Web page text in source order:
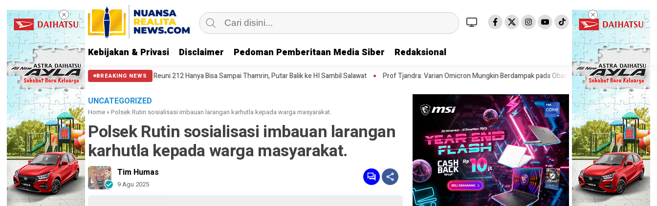
Kebijakan & Privasi Disclaimer Pedoman Pemberitaan Media Siber Redaksional
BREAKING NEWS
Hati Nurani Massa Reuni 212 Hanya Bisa Sampai Thamrin, Putar Balik ke HI Sambil Salawat Prof Tjandra: Varian Omicron Mungkin Berdampak pada Obat Pasien COVID-19 Speedboat Bawa 23
UNCATEGORIZED
Home »Polsek Rutin sosialisasi imbauan larangan karhutla kepada warga masyarakat.
Polsek Rutin sosialisasi imbauan larangan
karhutla kepada warga masyarakat.
Tim Humas
9 Agu 2025